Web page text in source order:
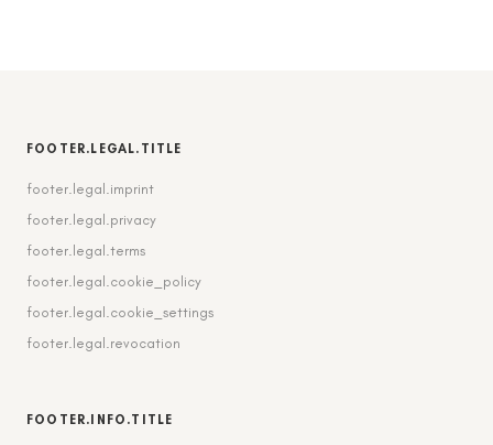
FOOTER.LEGAL.TITLE
footer.legal.imprint
footer.legal.privacy
footer.legal.terms
footer.legal.cookie_policy
footer.legal.cookie_settings
footer.legal.revocation
FOOTER.INFO.TITLE